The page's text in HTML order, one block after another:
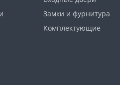
Замки и фурнитура
Комплектующие